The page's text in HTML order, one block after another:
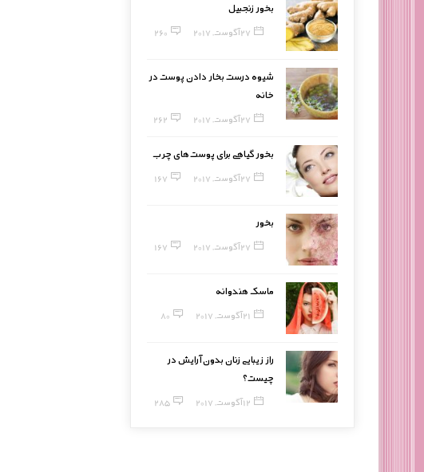
بخور زنجبیل
27 آگوست, 2017 260
شیوه درست بخار دادن پوست در
خانه
27 آگوست, 2017 262
بخور گیاهی برای پوست‌های چرب
27 آگوست, 2017 167
بخور
27 آگوست, 2017 167
ماسک هندوانه
21 آگوست, 2017 80
راز زیبایی زنان بدون آرایش در
چیست؟
12 آگوست, 2017 285